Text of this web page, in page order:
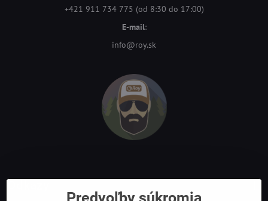
+421 911 734 775 (od 8:30 do 17:00)
E-mail:
info@roy.sk